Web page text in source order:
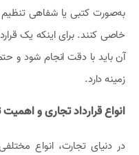
به‌صورت کتبی یا شفاهی تنظیم
خاصی کنند. برای اینکه یک
آن باید با دقت انجام شود و
زمینه دارد.
انواع قرارداد تجاری و
در دنیای تجارت، انواع